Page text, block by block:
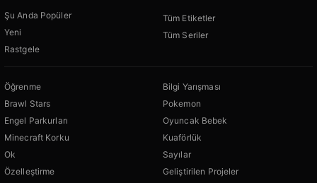
Şu Anda Popüler
Yeni
Rastgele
Tüm Etiketler
Tüm Seriler
Öğrenme
Brawl Stars
Engel Parkurları
Minecraft Korku
Ok
Özelleştirme
Bilgi Yarışması
Pokemon
Oyuncak Bebek
Kuaförlük
Sayılar
Geliştirilen Projeler